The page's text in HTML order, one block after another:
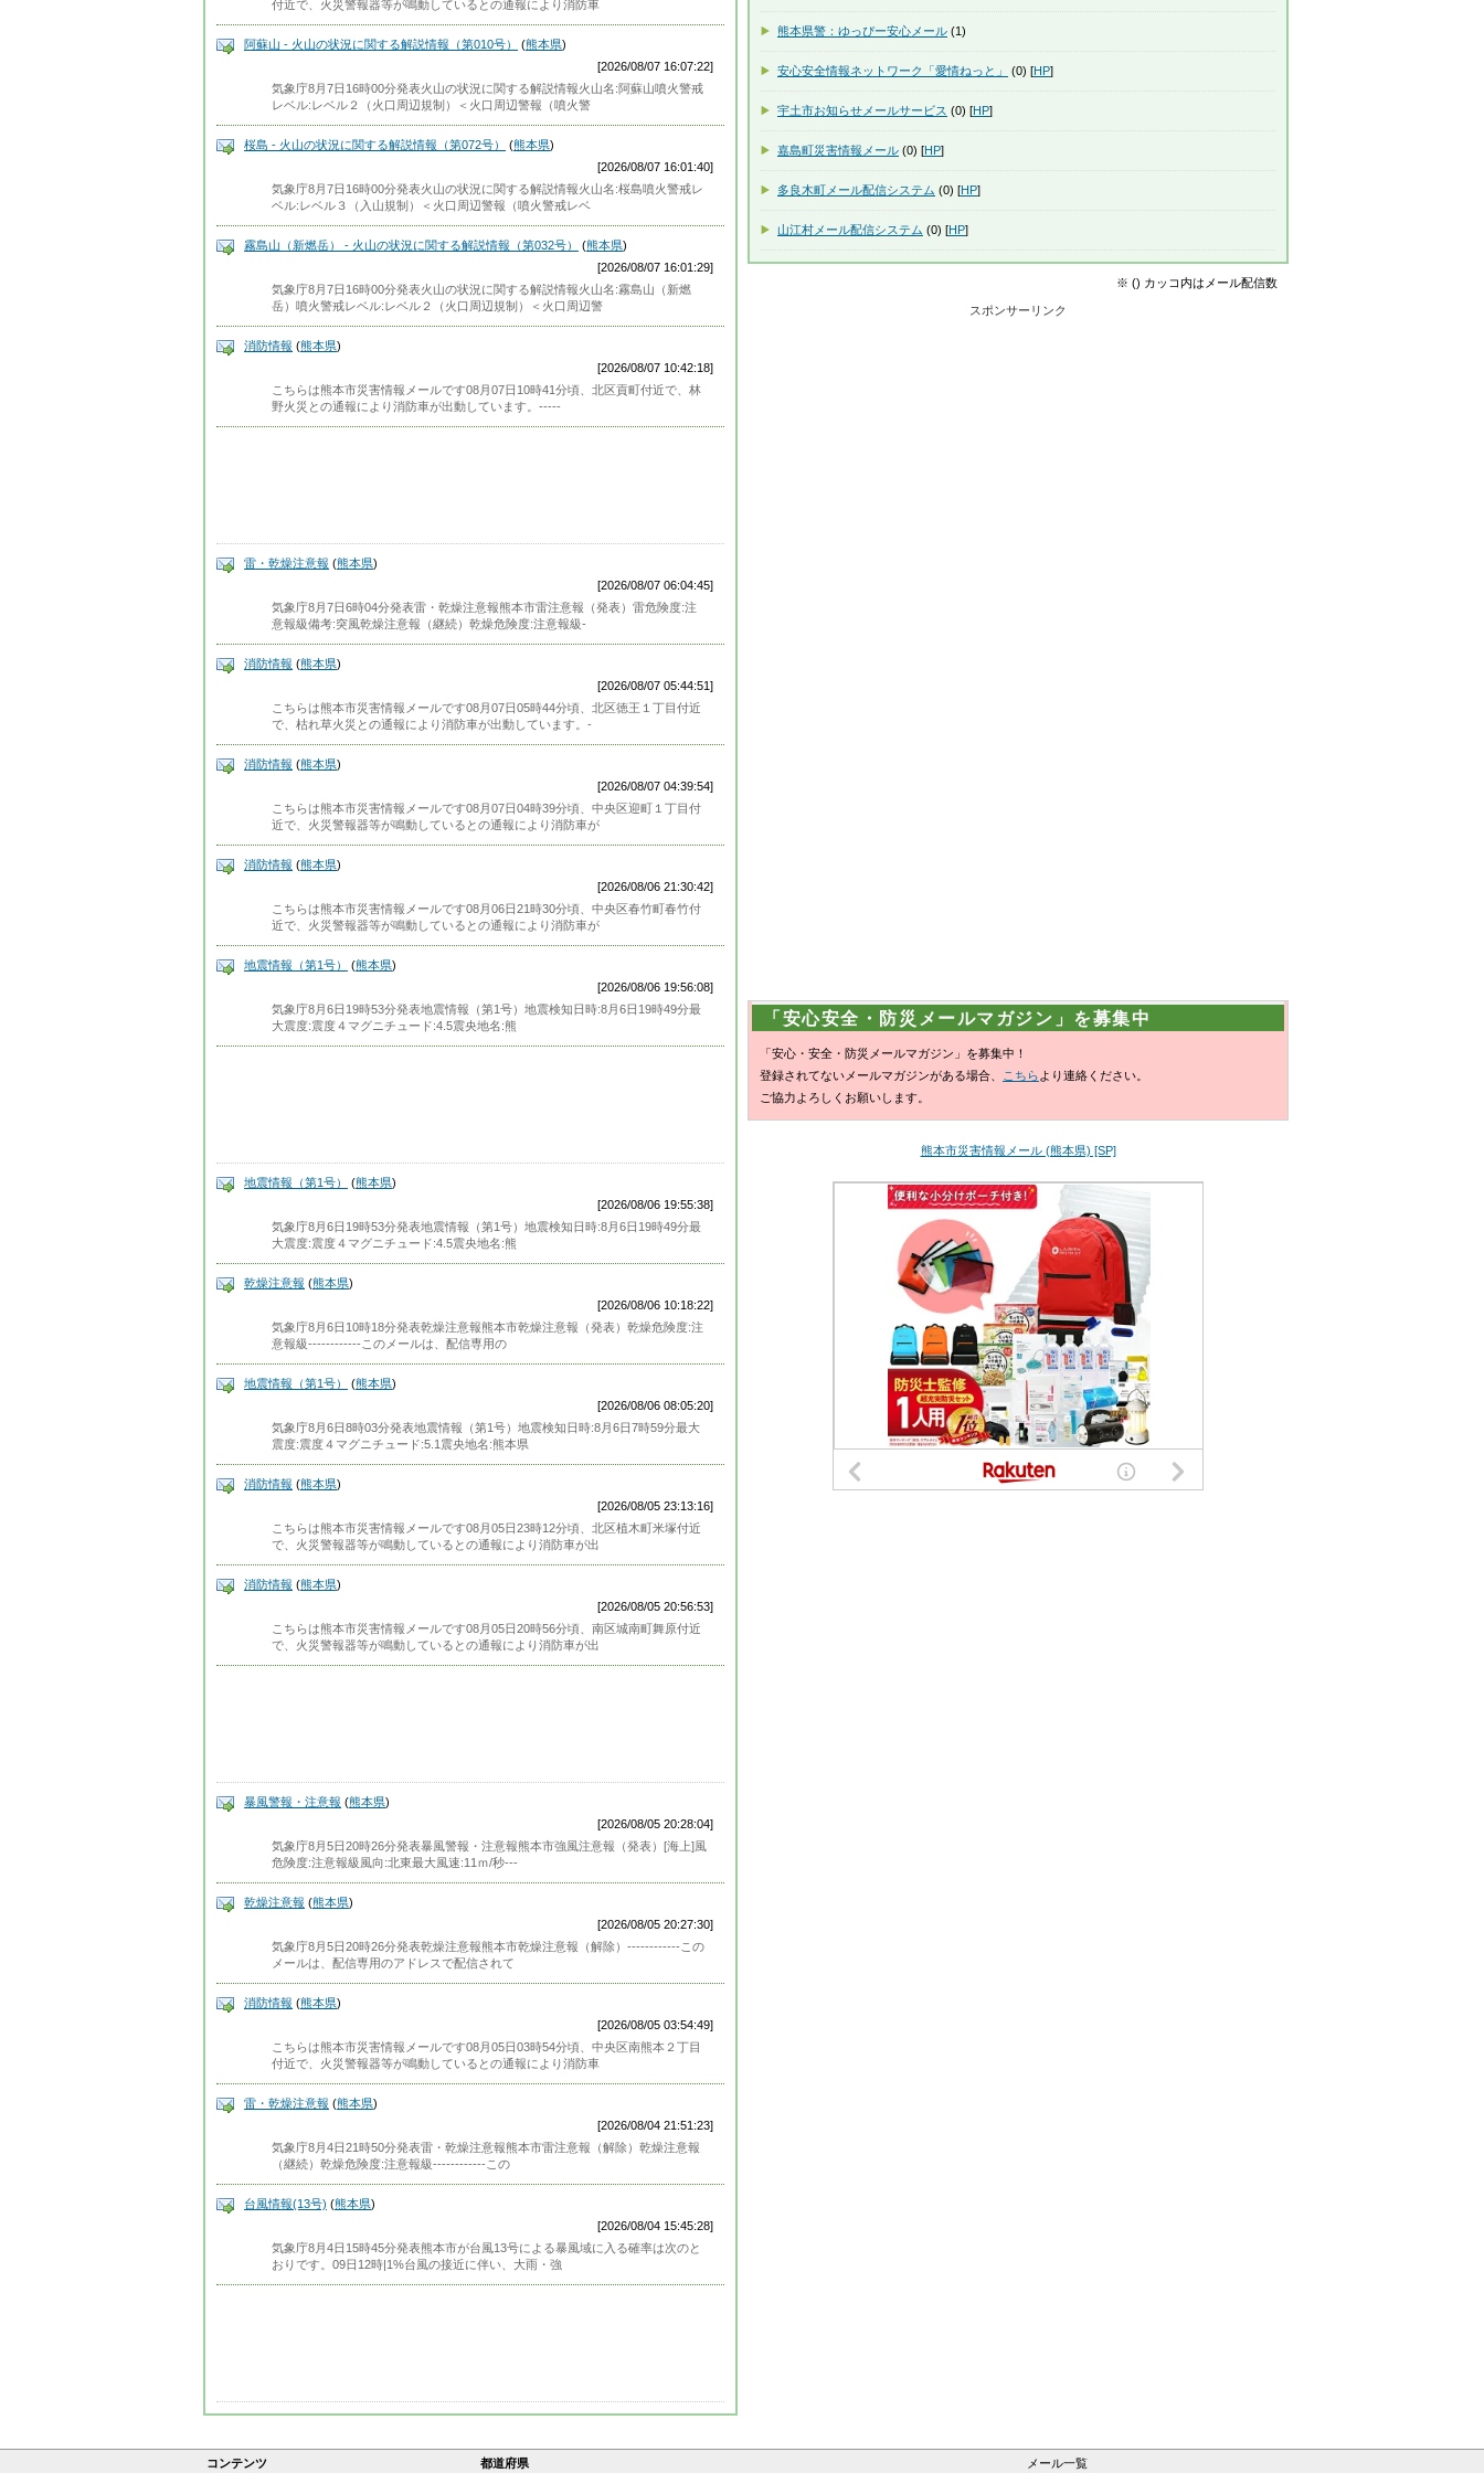
付近で、火災警報器等が鳴動しているとの通報により消防車
阿蘇山 - 火山の状況に関する解説情報（第010号） (熊本県)
[2026/08/07 16:07:22]
気象庁8月7日16時00分発表火山の状況に関する解説情報火山名:阿蘇山噴火警戒
レベル:レベル２（火口周辺規制）＜火口周辺警報（噴火警
桜島 - 火山の状況に関する解説情報（第072号） (熊本県)
[2026/08/07 16:01:40]
気象庁8月7日16時00分発表火山の状況に関する解説情報火山名:桜島噴火警戒レ
ベル:レベル３（入山規制）＜火口周辺警報（噴火警戒レベ
霧島山（新燃岳） - 火山の状況に関する解説情報（第032号） (熊本県)
[2026/08/07 16:01:29]
気象庁8月7日16時00分発表火山の状況に関する解説情報火山名:霧島山（新燃
岳）噴火警戒レベル:レベル２（火口周辺規制）＜火口周辺警
消防情報 (熊本県)
[2026/08/07 10:42:18]
こちらは熊本市災害情報メールです08月07日10時41分頃、北区貢町付近で、林
野火災との通報により消防車が出動しています。-----
雷・乾燥注意報 (熊本県)
[2026/08/07 06:04:45]
気象庁8月7日6時04分発表雷・乾燥注意報熊本市雷注意報（発表）雷危険度:注
意報級備考:突風乾燥注意報（継続）乾燥危険度:注意報級-
消防情報 (熊本県)
[2026/08/07 05:44:51]
こちらは熊本市災害情報メールです08月07日05時44分頃、北区徳王１丁目付近
で、枯れ草火災との通報により消防車が出動しています。-
消防情報 (熊本県)
[2026/08/07 04:39:54]
こちらは熊本市災害情報メールです08月07日04時39分頃、中央区迎町１丁目付
近で、火災警報器等が鳴動しているとの通報により消防車が
消防情報 (熊本県)
[2026/08/06 21:30:42]
こちらは熊本市災害情報メールです08月06日21時30分頃、中央区春竹町春竹付
近で、火災警報器等が鳴動しているとの通報により消防車が
地震情報（第1号） (熊本県)
[2026/08/06 19:56:08]
気象庁8月6日19時53分発表地震情報（第1号）地震検知日時:8月6日19時49分最
大震度:震度４マグニチュード:4.5震央地名:熊
地震情報（第1号） (熊本県)
[2026/08/06 19:55:38]
気象庁8月6日19時53分発表地震情報（第1号）地震検知日時:8月6日19時49分最
大震度:震度４マグニチュード:4.5震央地名:熊
乾燥注意報 (熊本県)
[2026/08/06 10:18:22]
気象庁8月6日10時18分発表乾燥注意報熊本市乾燥注意報（発表）乾燥危険度:注
意報級------------このメールは、配信専用の
地震情報（第1号） (熊本県)
[2026/08/06 08:05:20]
気象庁8月6日8時03分発表地震情報（第1号）地震検知日時:8月6日7時59分最大
震度:震度４マグニチュード:5.1震央地名:熊本県
消防情報 (熊本県)
[2026/08/05 23:13:16]
こちらは熊本市災害情報メールです08月05日23時12分頃、北区植木町米塚付近
で、火災警報器等が鳴動しているとの通報により消防車が出
消防情報 (熊本県)
[2026/08/05 20:56:53]
こちらは熊本市災害情報メールです08月05日20時56分頃、南区城南町舞原付近
で、火災警報器等が鳴動しているとの通報により消防車が出
暴風警報・注意報 (熊本県)
[2026/08/05 20:28:04]
気象庁8月5日20時26分発表暴風警報・注意報熊本市強風注意報（発表）[海上]風
危険度:注意報級風向:北東最大風速:11ｍ/秒---
乾燥注意報 (熊本県)
[2026/08/05 20:27:30]
気象庁8月5日20時26分発表乾燥注意報熊本市乾燥注意報（解除）------------この
メールは、配信専用のアドレスで配信されて
消防情報 (熊本県)
[2026/08/05 03:54:49]
こちらは熊本市災害情報メールです08月05日03時54分頃、中央区南熊本２丁目
付近で、火災警報器等が鳴動しているとの通報により消防車
雷・乾燥注意報 (熊本県)
[2026/08/04 21:51:23]
気象庁8月4日21時50分発表雷・乾燥注意報熊本市雷注意報（解除）乾燥注意報
（継続）乾燥危険度:注意報級------------この
台風情報(13号) (熊本県)
[2026/08/04 15:45:28]
気象庁8月4日15時45分発表熊本市が台風13号による暴風域に入る確率は次のと
おりです。09日12時|1%台風の接近に伴い、大雨・強
熊本県警：ゆっぴー安心メール (1)
安心安全情報ネットワーク「愛情ねっと」 (0) [HP]
宇土市お知らせメールサービス (0) [HP]
嘉島町災害情報メール (0) [HP]
多良木町メール配信システム (0) [HP]
山江村メール配信システム (0) [HP]
※ () カッコ内はメール配信数
スポンサーリンク
「安心安全・防災メールマガジン」を募集中
「安心・安全・防災メールマガジン」を募集中！
登録されてないメールマガジンがある場合、
こちら より連絡ください。
ご協力よろしくお願いします。
熊本市災害情報メール (熊本県) [SP]
コンテンツ 都道府県 メール一覧